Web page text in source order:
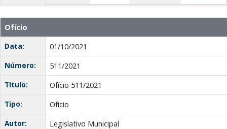
Ofício
Data:
01/10/2021
Número:
511/2021
Título:
Ofício 511/2021
Tipo:
Ofício
Autor:
Legislativo Municipal